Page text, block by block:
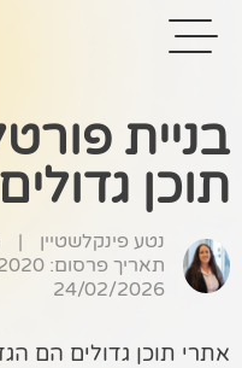
בית
בניית אתרים
קידום אתרים
פרסום בגוגל
בניית
תוכן גדולים
נטע פינקלשטיין |
תאריך פרסום: 20/01/2020
24/02/2026
אתרי תוכן גדולים הם